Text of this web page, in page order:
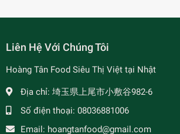
Liên Hệ Với Chúng Tôi
Hoàng Tân Food Siêu Thị Việt tại Nhật
Địa chỉ: 埼玉県上尾市小敷谷982-6
Số điện thoại: 08036881006
Email: hoangtanfood@gmail.com